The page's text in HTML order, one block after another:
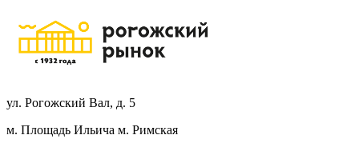
ул. Рогожский Вал, д. 5
м. Площадь Ильича м. Римская